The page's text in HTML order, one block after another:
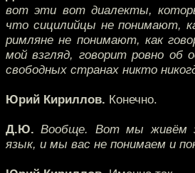
вот эти вот диалекты,
что сицилийцы не понимают,
римляне не понимают, как
мой взгляд, говорит ровно
свободных странах никто
Юрий Кириллов. Конечно.
Д.Ю. Вообще. Вот мы живём
язык, и мы вас не понимаем и